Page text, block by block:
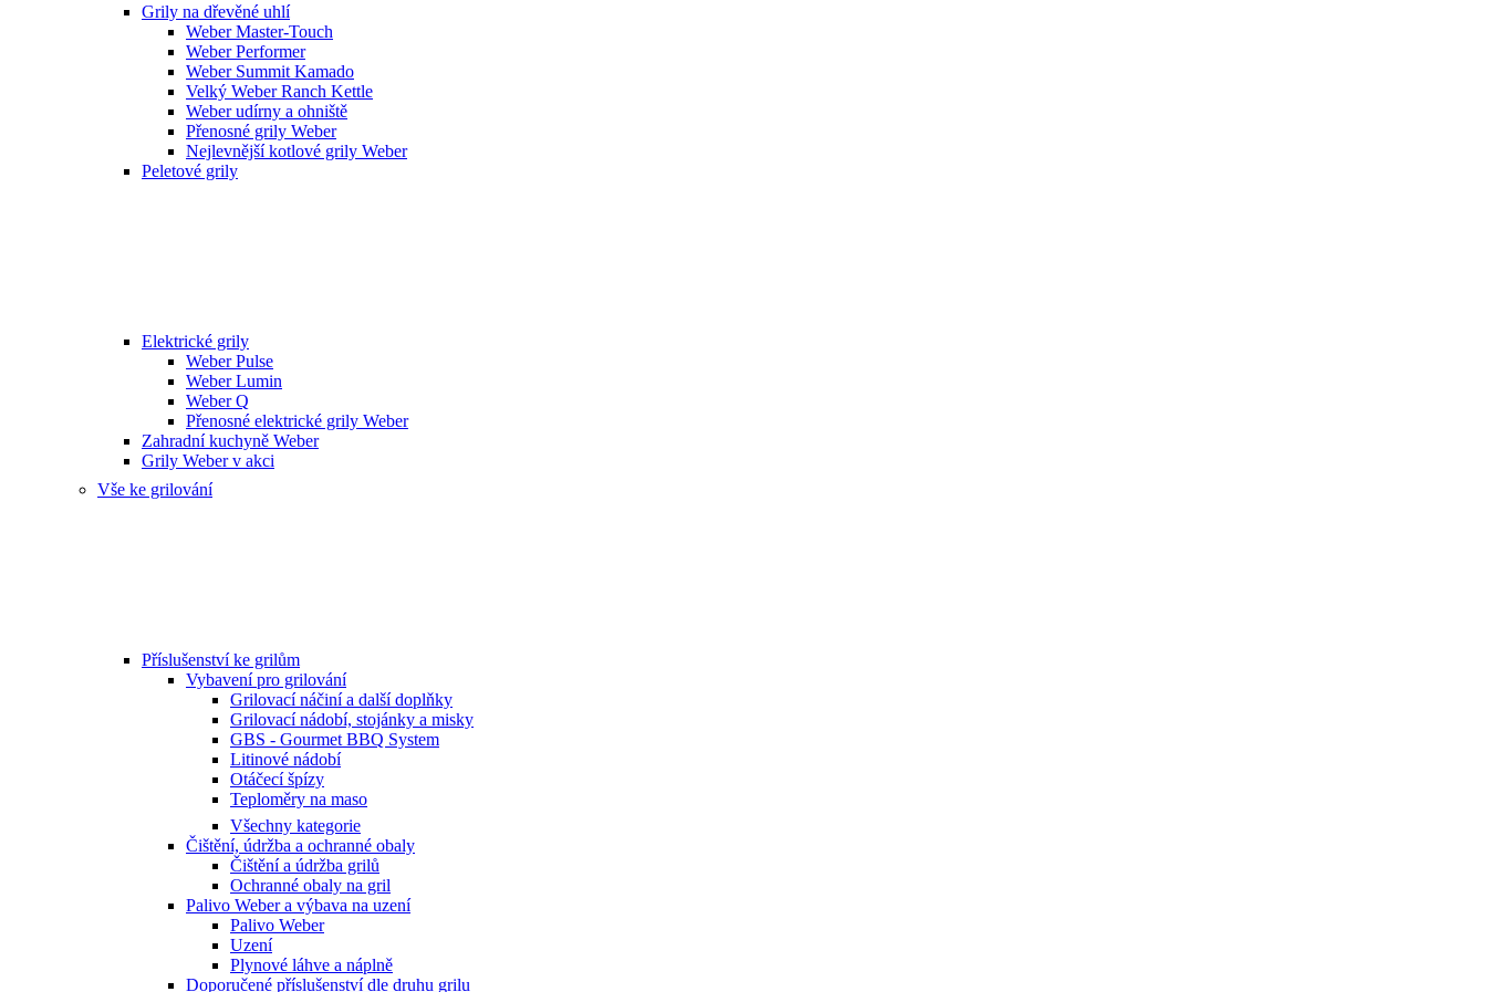
Grily na dřevěné uhlí
Weber Master-Touch
Weber Performer
Weber Summit Kamado
Velký Weber Ranch Kettle
Weber udírny a ohniště
Přenosné grily Weber
Nejlevnější kotlové grily Weber
Peletové grily
Elektrické grily
Weber Pulse
Weber Lumin
Weber Q
Přenosné elektrické grily Weber
Zahradní kuchyně Weber
Grily Weber v akci
Vše ke grilování
Příslušenství ke grilům
Vybavení pro grilování
Grilovací náčiní a další doplňky
Grilovací nádobí, stojánky a misky
GBS - Gourmet BBQ System
Litinové nádobí
Otáčecí špízy
Teploměry na maso
Všechny kategorie
Čištění, údržba a ochranné obaly
Čištění a údržba grilů
Ochranné obaly na gril
Palivo Weber a výbava na uzení
Palivo Weber
Uzení
Plynové láhve a náplně
Doporučené příslušenství dle druhu grilu